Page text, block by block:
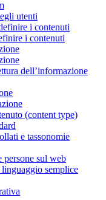
utenti
i contenuti
i contenuti
dell’informazione
(content type)
e tassonomie
persone sul web
semplice